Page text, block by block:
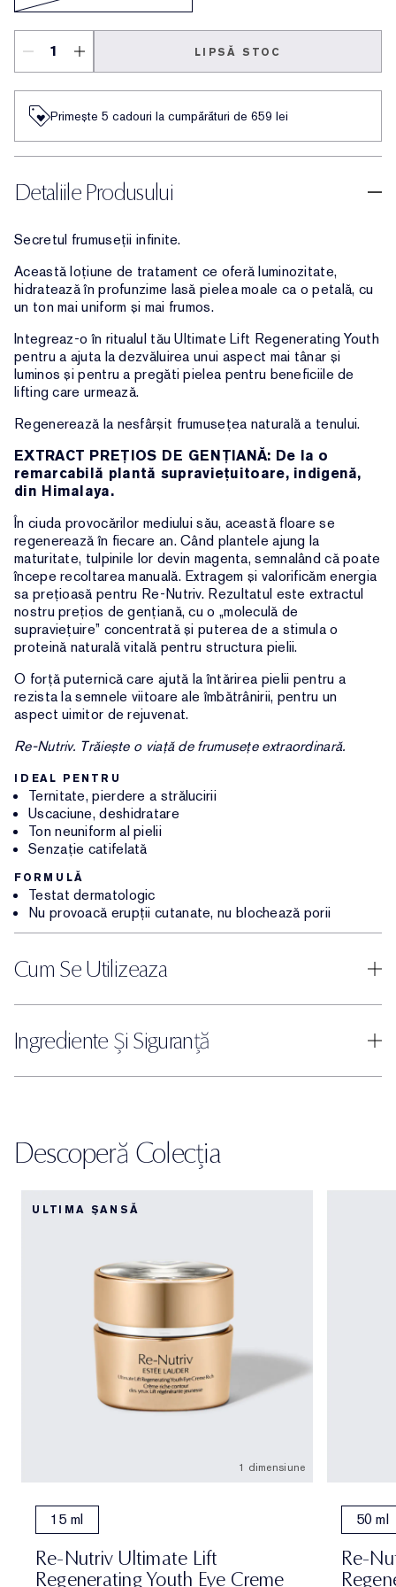
LIPSĂ STOC
Primește 5 cadouri la cumpărături de 659 lei
Detaliile Produsului
Secretul frumuseții infinite.
Această loțiune de tratament ce oferă luminozitate,
hidratează în profunzime lasă pielea moale ca o petală, cu
un ton mai uniform și mai frumos.
Integreaz-o în ritualul tău Ultimate Lift Regenerating Youth
pentru a ajuta la dezvăluirea unui aspect mai tânar și
luminos și pentru a pregăti pielea pentru beneficiile de
lifting care urmează.
Regenerează la nesfârșit frumusețea naturală a tenului.
EXTRACT PREȚIOS DE GENȚIANĂ: De la o
remarcabilă plantă supraviețuitoare, indigenă,
din Himalaya.
În ciuda provocărilor mediului său, această floare se
regenerează în fiecare an. Când plantele ajung la
maturitate, tulpinile lor devin magenta, semnalând că poate
începe recoltarea manuală. Extragem și valorificăm energia
sa prețioasă pentru Re-Nutriv. Rezultatul este extractul
nostru prețios de gențiană, cu o „moleculă de
supraviețuire” concentrată și puterea de a stimula o
proteină naturală vitală pentru structura pielii.
O forță puternică care ajută la întărirea pielii pentru a
rezista la semnele viitoare ale îmbătrânirii, pentru un
aspect uimitor de rejuvenat.
Re-Nutriv. Trăiește o viață de frumusețe extraordinară.
IDEAL PENTRU
Ternitate, pierdere a strălucirii
Uscaciune, deshidratare
Ton neuniform al pielii
Senzație catifelată
FORMULĂ
Testat dermatologic
Nu provoacă erupții cutanate, nu blochează porii
Cum Se Utilizeaza
Ingrediente Și Siguranță
Descoperă Colecția
ULTIMA ȘANSĂ
1 dimensiune
15 ml
Re-Nutriv Ultimate Lift
Regenerating Youth Eye Creme
50 ml
Re-